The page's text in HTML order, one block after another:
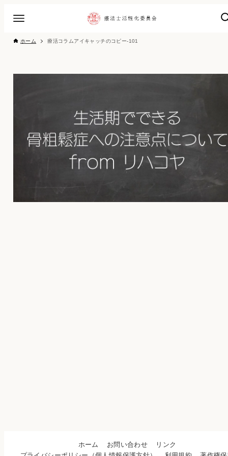
ホーム 療活コラムアイキャッチのコピー-101
ホーム お問い合わせ
リンク